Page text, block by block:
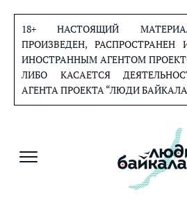
содержанию
18+ НАСТОЯЩИЙ
ПРОИЗВЕДЕН,
ИНОСТРАННЫМ АГЕНТОМ
ЛИБО КАСАЕТСЯ
АГЕНТА ПРОЕКТА “ЛЮДИ